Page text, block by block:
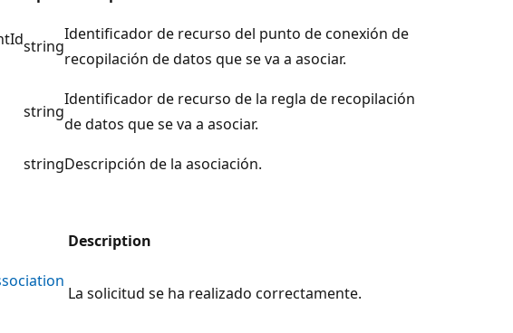
string
Identificador de recurso del punto de conexión de
recopilación de datos que se va a asociar.
string
Identificador de recurso de la regla de recopilación
de datos que se va a asociar.
stringDescripción de la asociación.
Description
La solicitud se ha realizado correctamente.